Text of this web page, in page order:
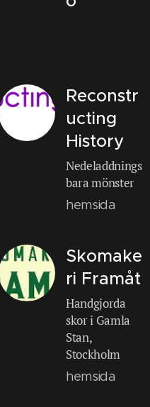
Reconstr
ucting
History
Nedeladdnings
bara mönster
hemsida
Skomake
ri Framåt
Handgjorda
skor i Gamla
Stan,
Stockholm
hemsida